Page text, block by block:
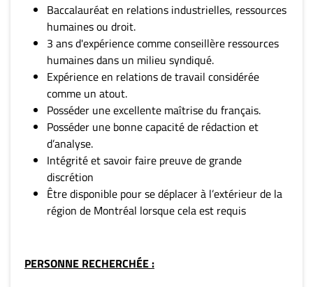
Baccalauréat en relations industrielles, ressources
humaines ou droit.
3 ans d'expérience comme conseillère ressources
humaines dans un milieu syndiqué.
Expérience en relations de travail considérée
comme un atout.
Posséder une excellente maîtrise du français.
Posséder une bonne capacité de rédaction et
d’analyse.
Intégrité et savoir faire preuve de grande
discrétion
Être disponible pour se déplacer à l’extérieur de la
région de Montréal lorsque cela est requis
PERSONNE RECHERCHÉE :